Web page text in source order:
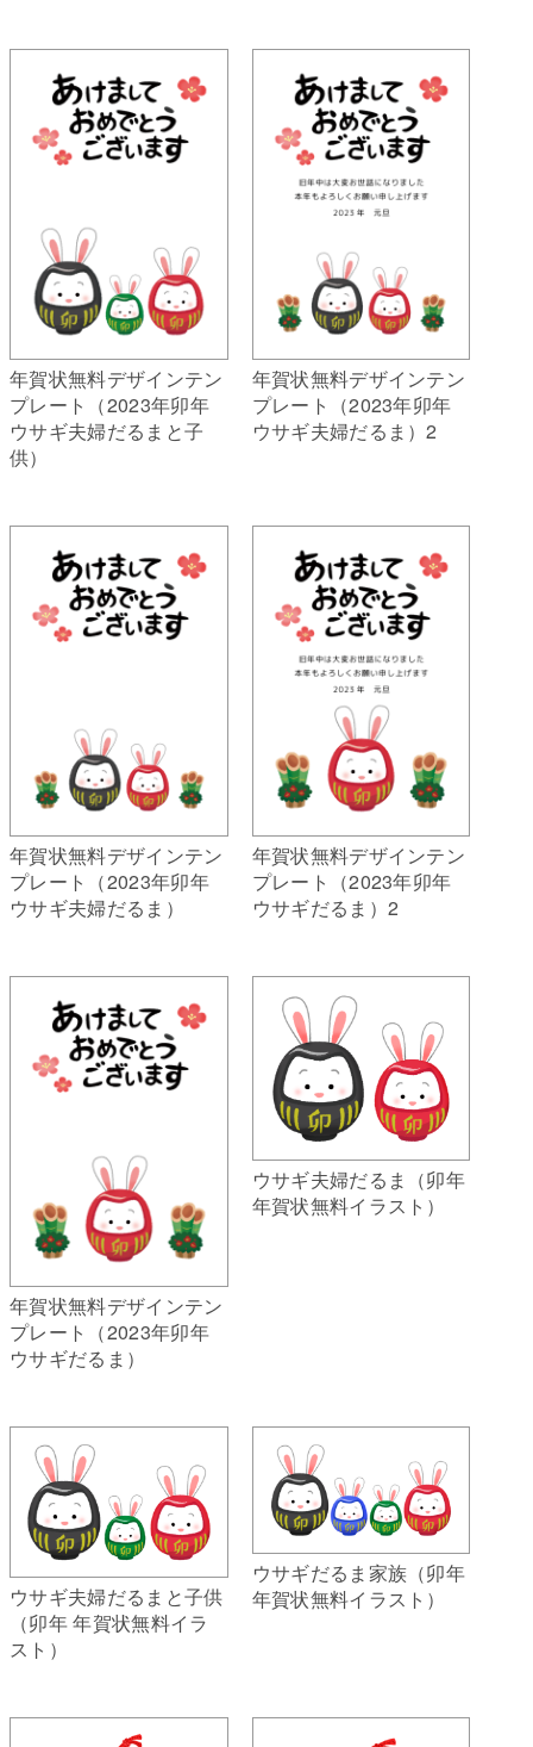
年賀状無料デザインテン
プレート（2023年卯年
ウサギ夫婦だるまと子
供）
年賀状無料デザインテン
プレート（2023年卯年
ウサギ夫婦だるま）2
年賀状無料デザインテン
プレート（2023年卯年
ウサギ夫婦だるま）
年賀状無料デザインテン
プレート（2023年卯年
ウサギだるま）2
年賀状無料デザインテン
プレート（2023年卯年
ウサギだるま）
ウサギ夫婦だるま（卯年
年賀状無料イラスト）
ウサギ夫婦だるまと子供
（卯年 年賀状無料イラ
スト）
ウサギだるま家族（卯年
年賀状無料イラスト）